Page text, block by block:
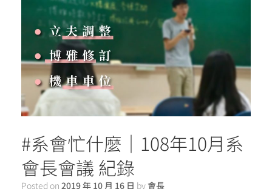
#系會忙什麼｜108年10月系
會長會議 紀錄
Posted on 2019 年 10 月 16 日 by會長